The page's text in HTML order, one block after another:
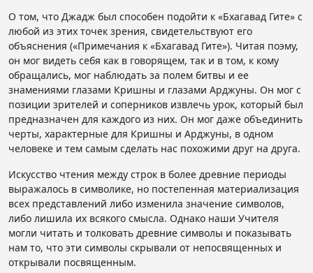
О том, что Джадж был способен подойти к «Бхагавад Гите» с
любой из этих точек зрения, свидетельствуют его
объяснения («Примечания к «Бхагавад Гите»). Читая поэму,
он мог видеть себя как в говорящем, так и в том, к кому
обращались, мог наблюдать за полем битвы и ее
знамениями глазами Кришны и глазами Арджуны. Он мог с
позиции зрителей и соперников извлечь урок, который был
предназначен для каждого из них. Он мог даже объединить
черты, характерные для Кришны и Арджуны, в одном
человеке и тем самым сделать нас похожими друг на друга.
Искусство чтения между строк в более древние периоды
выражалось в символике, но постепенная материализация
всех представлений либо изменила значение символов,
либо лишила их всякого смысла. Однако наши Учителя
могли читать и толковать древние символы и показывать
нам то, что эти символы скрывали от непосвященных и
открывали посвященным.